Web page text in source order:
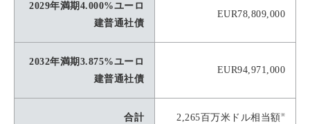
2029年満期4.000%ユーロ
建普通社債
EUR78,809,000
2032年満期3.875%ユーロ
建普通社債
EUR94,971,000
合計 2,265百万米ドル相当額※